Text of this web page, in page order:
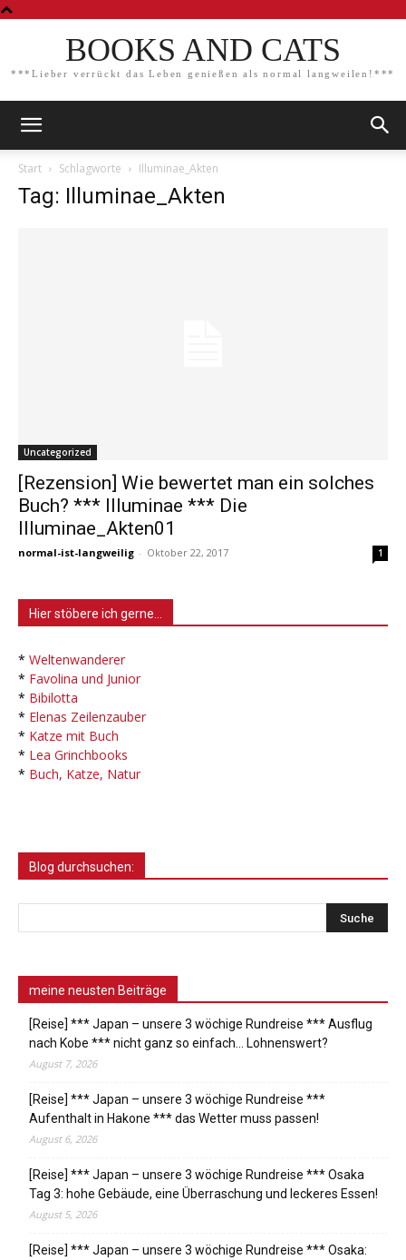
BOOKS AND CATS
***Lieber verrückt das Leben genießen als normal langweilen!***
Start Schlagworte Illuminae_Akten
Tag: Illuminae_Akten
Uncategorized
[Rezension] Wie bewertet man ein solches
Buch? *** Illuminae *** Die
Illuminae_Akten01
normal-ist-langweilig - Oktober 22, 2017 1
Hier stöbere ich gerne…
* Weltenwanderer
* Favolina und Junior
* Bibilotta
* Elenas Zeilenzauber
* Katze mit Buch
* Lea Grinchbooks
* Buch, Katze, Natur
Blog durchsuchen:
meine neusten Beiträge
[Reise] *** Japan – unsere 3 wöchige Rundreise *** Ausflug
nach Kobe *** nicht ganz so einfach… Lohnenswert?
August 7, 2026
[Reise] *** Japan – unsere 3 wöchige Rundreise ***
Aufenthalt in Hakone *** das Wetter muss passen!
August 6, 2026
[Reise] *** Japan – unsere 3 wöchige Rundreise *** Osaka
Tag 3: hohe Gebäude, eine Überraschung und leckeres Essen!
August 5, 2026
[Reise] *** Japan – unsere 3 wöchige Rundreise *** Osaka: